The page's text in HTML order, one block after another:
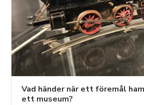
Vad händer när ett föremål
ett museum?